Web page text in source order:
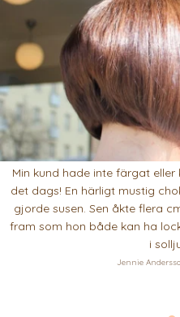
Min kund hade inte färgat
det dags! En härligt mustig
gjorde susen. Sen åkte flera
fram som hon både kan ha
i
Jennie